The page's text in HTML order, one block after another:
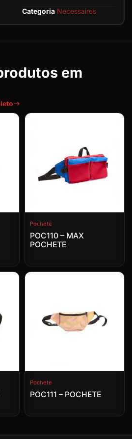
Categoria Necessaires
em
Pochete
POC110 – MAX
POCHETE
Pochete
POC111 – POCHETE